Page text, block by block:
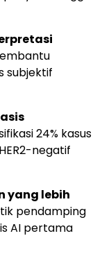
subjektif
24% kasus
negatif
yang lebih
pendamping
AI pertama